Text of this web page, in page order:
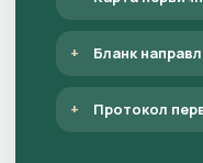
Бланк
Протокол